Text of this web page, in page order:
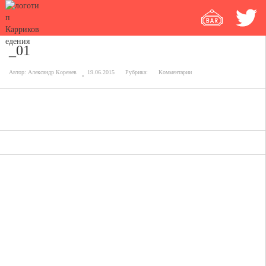
_01
Автор: Александр Коренев 19.06.2015 Рубрика: Комментарии